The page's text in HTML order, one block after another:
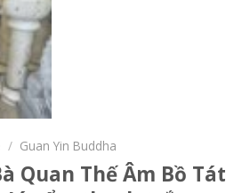
/ Guan Yin Buddha
Quan Thế Âm Bồ Tát